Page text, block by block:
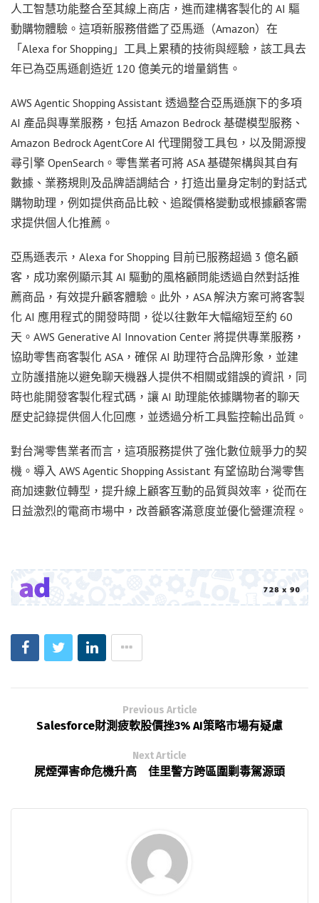
人工智慧功能整合至其線上商店，進而建構客製化的 AI 驅
動購物體驗。這項新服務借鑑了亞馬遜（Amazon）在
「Alexa for Shopping」工具上累積的技術與經驗，該工具去
年已為亞馬遜創造近 120 億美元的增量銷售。
AWS Agentic Shopping Assistant 透過整合亞馬遜旗下的多項
AI 產品與專業服務，包括 Amazon Bedrock 基礎模型服務、
Amazon Bedrock AgentCore AI 代理開發工具包，以及開源搜
尋引擎 OpenSearch。零售業者可將 ASA 基礎架構與其自有
數據、業務規則及品牌語調結合，打造出量身定制的對話式
購物助理，例如提供商品比較、追蹤價格變動或根據顧客需
求提供個人化推薦。
亞馬遜表示，Alexa for Shopping 目前已服務超過 3 億名顧
客，成功案例顯示其 AI 驅動的風格顧問能透過自然對話推
薦商品，有效提升顧客體驗。此外，ASA 解決方案可將客製
化 AI 應用程式的開發時間，從以往數年大幅縮短至約 60
天。AWS Generative AI Innovation Center 將提供專業服務，
協助零售商客製化 ASA，確保 AI 助理符合品牌形象，並建
立防護措施以避免聊天機器人提供不相關或錯誤的資訊，同
時也能開發客製化程式碼，讓 AI 助理能依據購物者的聊天
歷史記錄提供個人化回應，並透過分析工具監控輸出品質。
對台灣零售業者而言，這項服務提供了強化數位競爭力的契
機。導入 AWS Agentic Shopping Assistant 有望協助台灣零售
商加速數位轉型，提升線上顧客互動的品質與效率，從而在
日益激烈的電商市場中，改善顧客滿意度並優化營運流程。
Previous Article
Salesforce財測疲軟股價挫3% AI策略市場有疑慮
Next Article
屍煙彈害命危機升高 佳里警方跨區圍剿毒駕源頭